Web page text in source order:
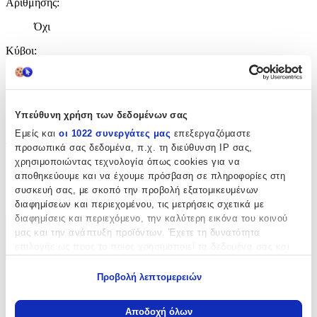
Υπεύθυνη χρήση των δεδομένων σας
Εμείς και οι 1022 συνεργάτες μας επεξεργαζόμαστε
προσωπικά σας δεδομένα, π.χ. τη διεύθυνση IP σας,
χρησιμοποιώντας τεχνολογία όπως cookies για να
αποθηκεύουμε και να έχουμε πρόσβαση σε πληροφορίες στη
συσκευή σας, με σκοπό την προβολή εξατομικευμένων
διαφημίσεων και περιεχομένου, τις μετρήσεις σχετικά με
διαφημίσεις και περιεχόμενο, την καλύτερη εικόνα του κοινού
μας και την ανάπτυξη προϊόντων. Έχετε τη δυνατότητα
Να συλλέξουμε πληροφορίες σχετικά με τη γεωγραφική
Προβολή λεπτομερειών
Αποδοχή όλων
Αρίθμησης:
Όχι
Κύβοι:
Πλαστικά
Τεμάχια:
24
τμχ
Χαρακτηριστικά
+
Χαρακτηριστικά